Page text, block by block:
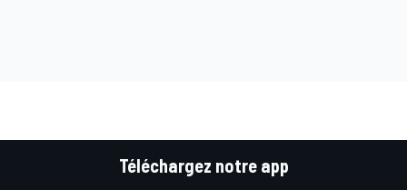
Téléchargez notre app